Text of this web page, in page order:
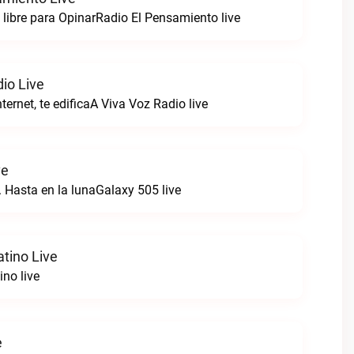
para OpinarRadio El Pensamiento live
Live
te edificaA Viva Voz Radio live
Hasta en la lunaGalaxy 505 live
Live
live